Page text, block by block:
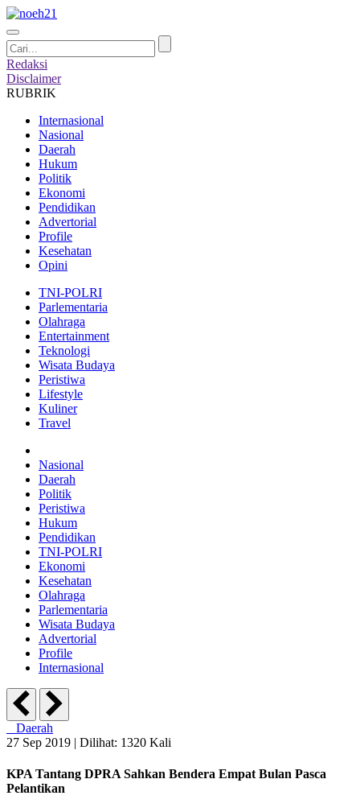
Redaksi
Disclaimer
RUBRIK
Internasional
Nasional
Daerah
Hukum
Politik
Ekonomi
Pendidikan
Advertorial
Profile
Kesehatan
Opini
TNI-POLRI
Parlementaria
Olahraga
Entertainment
Teknologi
Wisata Budaya
Peristiwa
Lifestyle
Kuliner
Travel
Nasional
Daerah
Politik
Peristiwa
Hukum
Pendidikan
TNI-POLRI
Ekonomi
Kesehatan
Olahraga
Parlementaria
Wisata Budaya
Advertorial
Profile
Internasional
Daerah
27 Sep 2019 | Dilihat: 1320 Kali
KPA Tantang DPRA Sahkan Bendera Empat Bulan Pasca
Pelantikan